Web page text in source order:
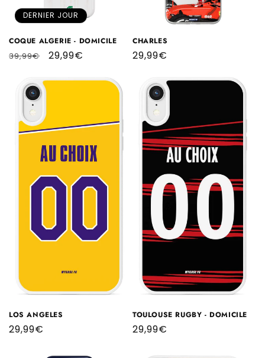
DERNIER JOUR
COQUE ALGERIE - DOMICILE
Prix
39,99€
Prix
29,99€
CHARLES
Prix
29,99€
LOS ANGELES
Prix
29,99€
TOULOUSE RUGBY - DOMICILE
Prix
29,99€